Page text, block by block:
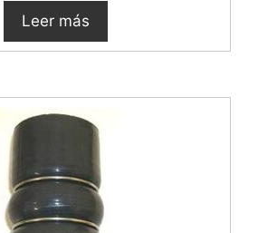
Leer más